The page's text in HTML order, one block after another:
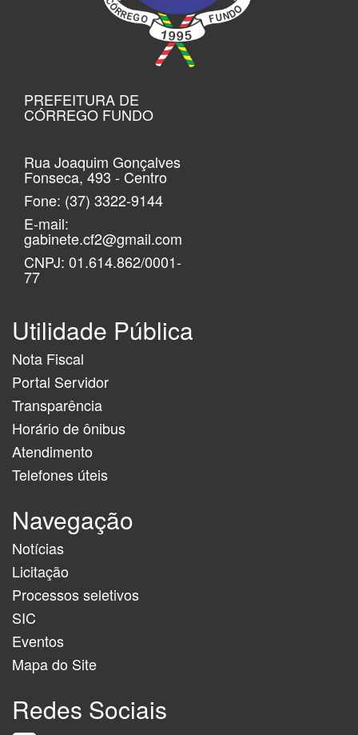
PREFEITURA DE
CÓRREGO FUNDO
Rua Joaquim Gonçalves
Fonseca, 493 - Centro
Fone: (37) 3322-9144
E-mail:
gabinete.cf2@gmail.com
CNPJ: 01.614.862/0001-
77
Utilidade Pública
Nota Fiscal
Portal Servidor
Transparência
Horário de ônibus
Atendimento
Telefones úteis
Navegação
Notícias
Licitação
Processos seletivos
SIC
Eventos
Mapa do Site
Redes Sociais